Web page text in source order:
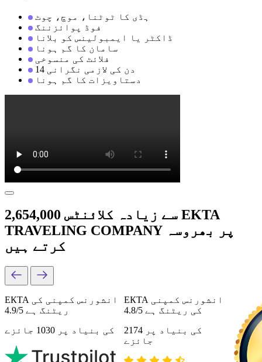
ہڈی کا ٹوٹنا، موچ، چوٹ
فوڈ پوائزننگ
ڈاکٹر یا ایمبولینس کو بلانا
سامان کا گم ہونا
فلائٹ کی منسوخی
14 دن کی لازمی نگرانی
دستاویزات کا گم ہونا
2,654,000 سے زیادہ کلائنٹس EKTA
TRAVELING COMPANY پر بھروسہ
کرتے ہیں
ЕКТА انشورنس کمپنی کی
ریٹنگ ہے 4.9/5
کی بنیاد پر 1030 جائزے
ЕКТА انشورنس کمپنی
کی ریٹنگ ہے 4.8/5
کی بنیاد پر 2174
جائزے